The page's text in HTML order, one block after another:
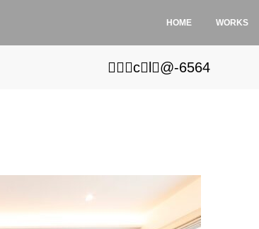
HOME WORKS
cl@-6564